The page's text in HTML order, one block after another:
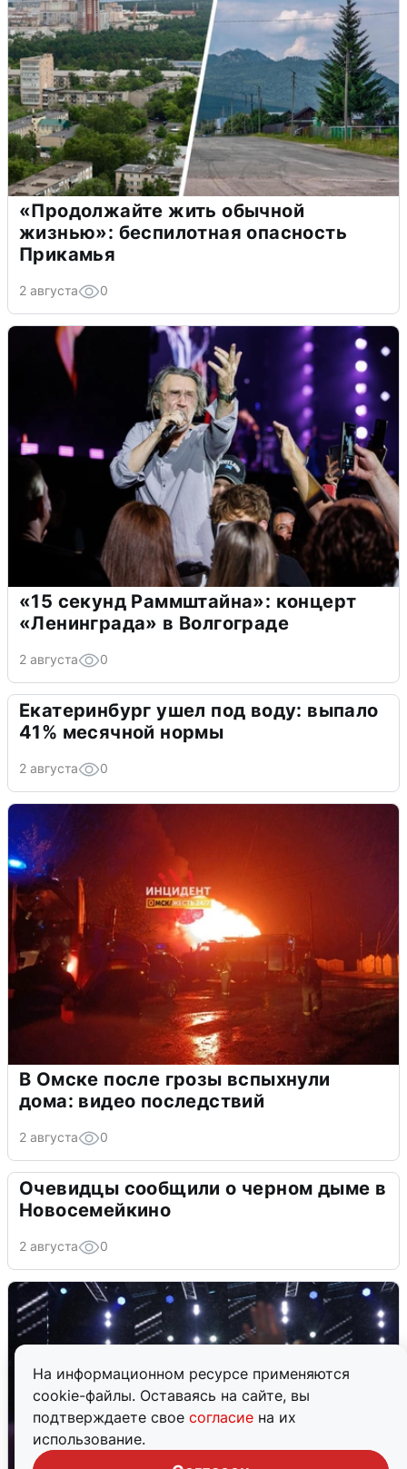
На информационном ресурсе применяются
cookie-файлы. Оставаясь на сайте, вы
подтверждаете свое согласие на их
использование.
«Продолжайте жить обычной
жизнью»: беспилотная опасность
Прикамья
2 августа 0
«15 секунд Раммштайна»: концерт
«Ленинграда» в Волгограде
2 августа 0
Екатеринбург ушел под воду: выпало
41% месячной нормы
2 августа 0
В Омске после грозы вспыхнули
дома: видео последствий
2 августа 0
Очевидцы сообщили о черном дыме в
Новосемейкино
2 августа 0